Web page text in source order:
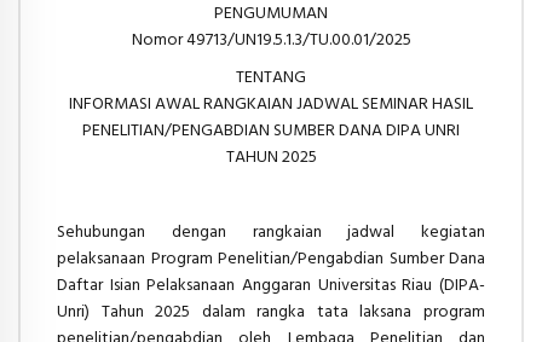
PENGUMUMAN
Nomor 49713/UN19.5.1.3/TU.00.01/2025
TENTANG
INFORMASI AWAL RANGKAIAN JADWAL SEMINAR HASIL
PENELITIAN/PENGABDIAN SUMBER DANA DIPA UNRI
TAHUN 2025
Sehubungan dengan rangkaian jadwal kegiatan
pelaksanaan Program Penelitian/Pengabdian Sumber Dana
Daftar Isian Pelaksanaan Anggaran Universitas Riau (DIPA-
Unri) Tahun 2025 dalam rangka tata laksana program